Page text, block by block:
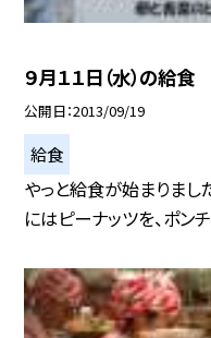
９月１１日（水）の給食
公開日 2013/09/19
給食
やっと給食が始まりまし
にはピーナッツを、ポン